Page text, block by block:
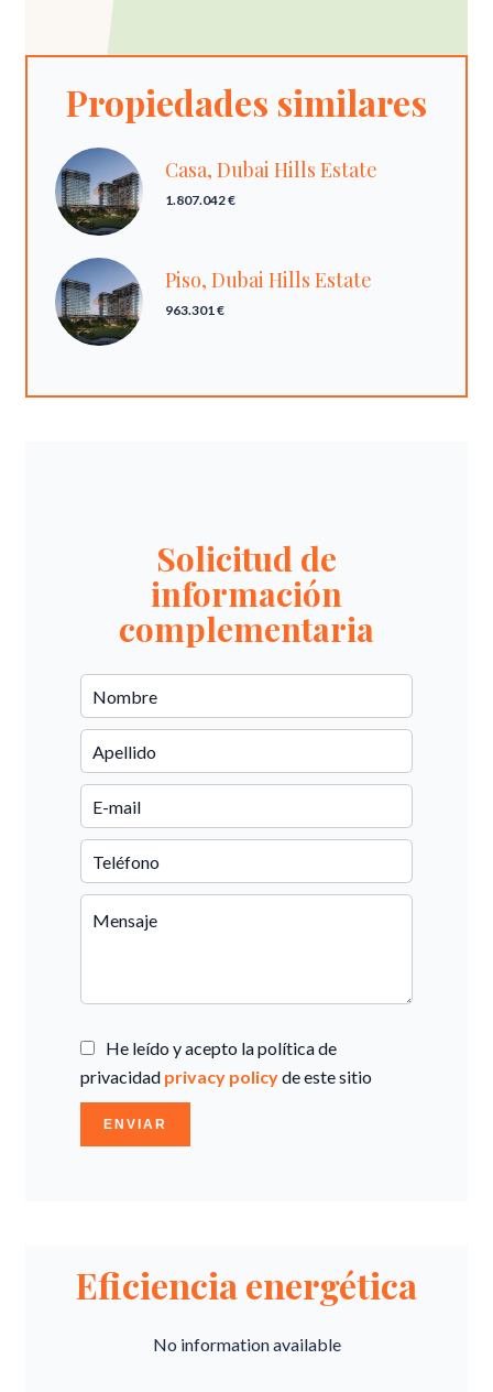
Propiedades similares
Casa, Dubai Hills Estate
1.807.042 €
Piso, Dubai Hills Estate
963.301 €
Solicitud de
información
complementaria
He leído y acepto la política de
privacidad privacy policyde este sitio
ENVIAR
Eficiencia energética
No information available